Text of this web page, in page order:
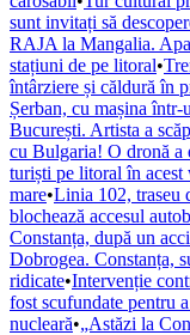
sunt invitați să
RAJA la Mangalia.
stațiuni de pe litoral•
întârziere și căldură în
Șerban, cu mașina
București. Artista a
cu Bulgaria! O dronă a
turiști pe litoral în acest
mare•Linia 102, traseu
blochează accesul
Constanța, după un
Dobrogea. Constanța,
ridicate•Intervenție
fost scufundate pentru
nucleară•„Astăzi la